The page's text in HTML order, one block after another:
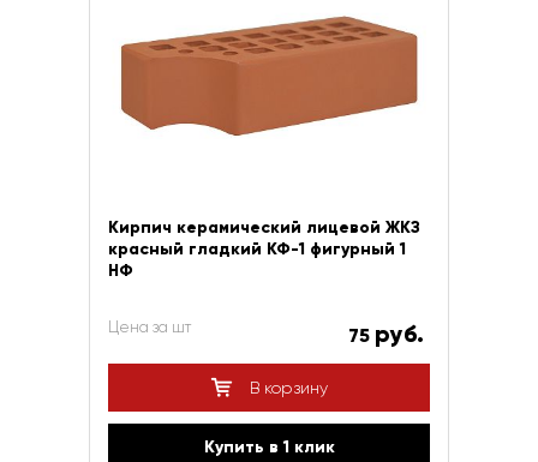
Кирпич керамический лицевой ЖКЗ
красный гладкий КФ-1 фигурный 1
НФ
Цена за шт 75 руб.
В корзину
Купить в 1 клик